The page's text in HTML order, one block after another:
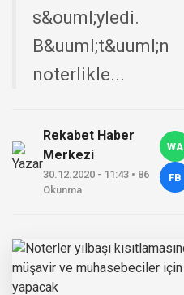
s&ouml;yledi.
B&uuml;t&uuml;n
noterlikle...
Rekabet Haber
Merkezi
30.12.2020 - 11:43 • 86
Okunma
WA
FB